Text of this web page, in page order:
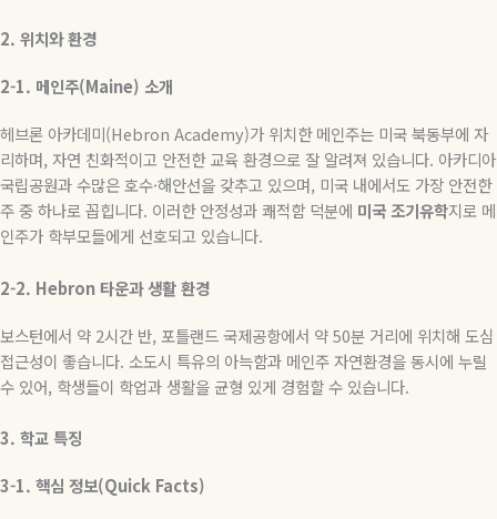
2. 위치와환경
2-1. 메인주(Maine) 소개
헤브론 아카데미(Hebron Academy)가 위치한 메인주는 미국 북동부에 자
리하며, 자연 친화적이고 안전한 교육 환경으로 잘 알려져 있습니다. 아카디아
국립공원과 수많은 호수·해안선을 갖추고 있으며, 미국 내에서도 가장 안전한
주 중 하나로 꼽힙니다. 이러한 안정성과 쾌적함 덕분에 미국 조기유학지로 메
인주가 학부모들에게 선호되고 있습니다.
2-2. Hebron타운과생활환경
보스턴에서 약 2시간 반, 포틀랜드 국제공항에서 약50분 거리에 위치해 도심
접근성이 좋습니다. 소도시 특유의 아늑함과 메인주 자연환경을 동시에 누릴
수 있어, 학생들이 학업과 생활을 균형 있게 경험할 수 있습니다.
3. 학교특징
3-1. 핵심 정보(Quick Facts)